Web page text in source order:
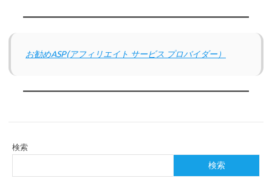
お勧めASP(アフィリエイト サービス プロバイダー）
検索
検索